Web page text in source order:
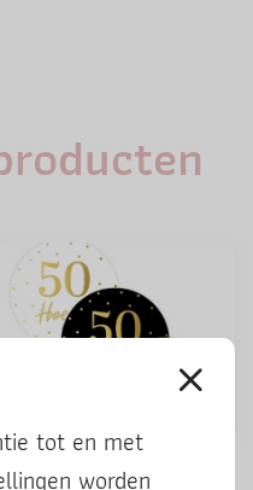
Stickers | 50 Hoera | 3 stuks
tot en met
worden